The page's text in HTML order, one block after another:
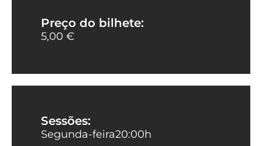
Preço do bilhete:
5,00 €
Sessões:
Segunda-feira20:00h